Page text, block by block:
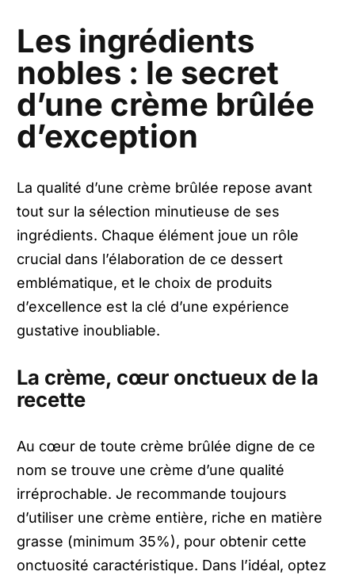
Les ingrédients
nobles : le secret
d’une crème brûlée
d’exception
La qualité d’une crème brûlée repose avant
tout sur la sélection minutieuse de ses
ingrédients. Chaque élément joue un rôle
crucial dans l’élaboration de ce dessert
emblématique, et le choix de produits
d’excellence est la clé d’une expérience
gustative inoubliable.
La crème, cœur onctueux de la
recette
Au cœur de toute crème brûlée digne de ce
nom se trouve une crème d’une qualité
irréprochable. Je recommande toujours
d’utiliser une crème entière, riche en matière
grasse (minimum 35%), pour obtenir cette
onctuosité caractéristique. Dans l’idéal, optez